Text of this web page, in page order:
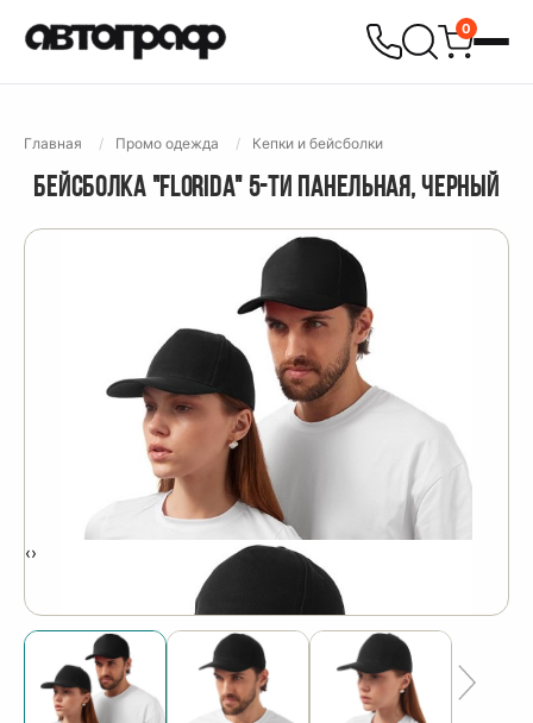
0
Главная Промо одежда Кепки и бейсболки
БЕЙСБОЛКА "FLORIDA" 5-ТИ ПАНЕЛЬНАЯ, ЧЕРНЫЙ
‹›